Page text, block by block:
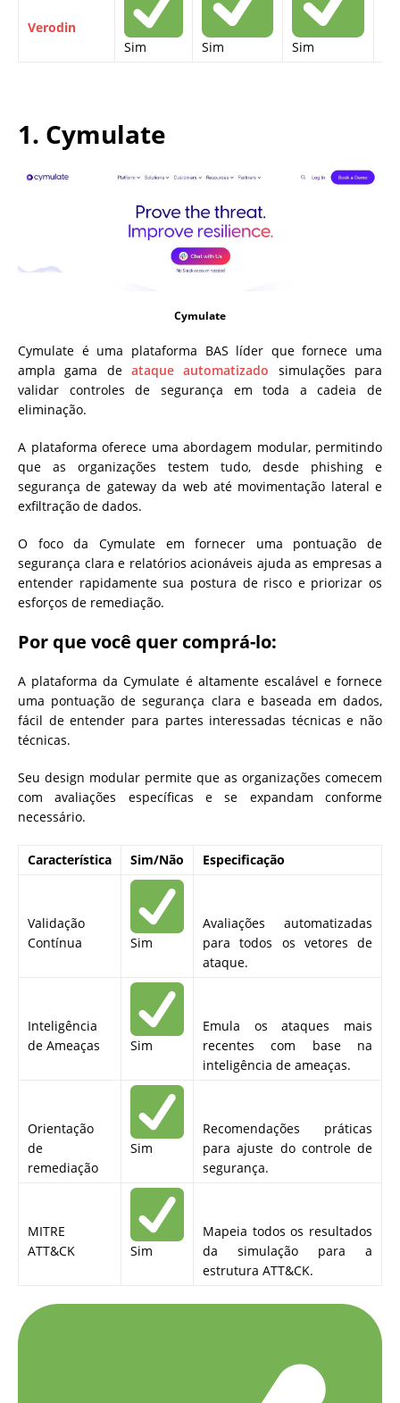
Verodin
Sim
Sim Sim
1. Cymulate
Cymulate
Cymulate é uma plataforma BAS líder que fornece uma
ampla gama de ataque automatizado simulações para
validar controles de segurança em toda a cadeia de
eliminação.
A plataforma oferece uma abordagem modular, permitindo
que as organizações testem tudo, desde phishing e
segurança de gateway da web até movimentação lateral e
exfiltração de dados.
O foco da Cymulate em fornecer uma pontuação de
segurança clara e relatórios acionáveis ajuda as empresas a
entender rapidamente sua postura de risco e priorizar os
esforços de remediação.
Por que você quer comprá-lo:
A plataforma da Cymulate é altamente escalável e fornece
uma pontuação de segurança clara e baseada em dados,
fácil de entender para partes interessadas técnicas e não
técnicas.
Seu design modular permite que as organizações comecem
com avaliações específicas e se expandam conforme
necessário.
Característica Sim/Não Especificação
Validação
Contínua
Sim
Avaliações automatizadas
para todos os vetores de
ataque.
Inteligência
de Ameaças
Sim
Emula os ataques mais
recentes com base na
inteligência de ameaças.
Orientação
de
remediação
Sim
Recomendações práticas
para ajuste do controle de
segurança.
MITRE
ATT&CK
Sim
Mapeia todos os resultados
da simulação para a
estrutura ATT&CK.